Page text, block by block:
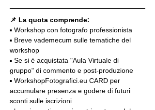
📌 La quota comprende:
▪️ Workshop con fotografo professionista
▪️ Breve vademecum sulle tematiche del
workshop
▪️ Se si è acquistata "Aula Virtuale di
gruppo" di commento e post-produzione
▪️ WorkshopFotografici.eu CARD per
accumulare presenza e godere di futuri
sconti sulle iscrizioni